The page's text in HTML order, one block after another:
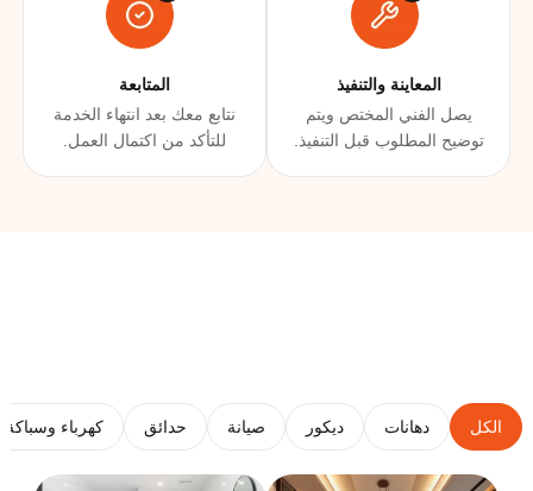
المعاينة والتنفيذ
يصل الفني المختص ويتم
توضيح المطلوب قبل التنفيذ.
المتابعة
نتابع معك بعد انتهاء الخدمة
للتأكد من اكتمال العمل.
الكل دهانات ديكور صيانة حدائق كهرباء وسباكة